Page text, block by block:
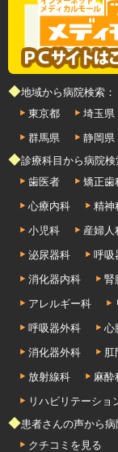
◆地域から病院検索：
東京都
埼玉県
群馬県
静岡県
◆診療科目から病院検
歯医者
矯正歯
心療内科
精神
小児科
産婦人
泌尿器科
呼吸
消化器内科
腎
アレルギー科
呼吸器外科
心
消化器外科
肛
放射線科
麻酔
リハビリテーショ
◆患者さんの声から病
クチコミを見る